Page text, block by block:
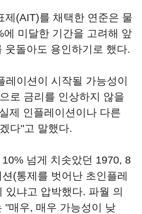
제(AIT)를 채택한 연준은 물
미달한 기간을 고려해 앞
웃돌아도 용인하기로 했다.
이션이 시작될 가능성이
로 금리를 인상하지 않을
제 인플레이션이나 다른
다"고 말했다.
넘게 치솟았던 1970, 8
(통제를 벗어난 초인플레
있냐고 압박했다. 파월 의
"매우, 매우 가능성이 낮